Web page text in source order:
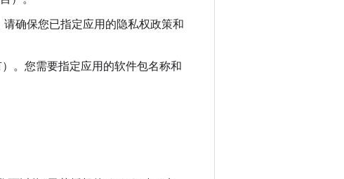
确保您已指定应用的隐私权政策和
。您需要指定应用的软件包名称和